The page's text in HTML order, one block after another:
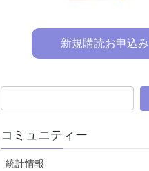
新規購読お申込み
コミュニティー
統計情報